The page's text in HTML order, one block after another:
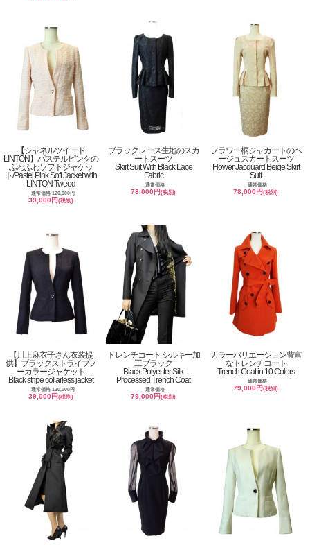
【シャネルツイード
LINTON】パステルピンクの
ふわふわソフトジャケッ
ト/Pastel Pink Soft Jacket with
LINTON Tweed
通常価格 120,000円
39,000円(税別)
ブラックレース生地のスカ
ートスーツ
Skirt Suit With Black Lace
Fabric
通常価格
78,000円(税別)
フラワー柄ジャカートのベ
ージュスカートスーツ
Flower Jacquard Beige Skirt
Suit
通常価格
78,000円(税別)
【川上麻衣子さん衣装提
供】ブラックストライプノ
ーカラージャケット
Black stripe collarless jacket
通常価格 120,000円
39,000円(税別)
トレンチコート シルキー加
工ブラック
Black Polyester Silk
Processed Trench Coat
通常価格
79,000円(税別)
カラーバリエーション豊富
なトレンチコート
Trench Coat in 10 Colors
通常価格
79,000円(税別)